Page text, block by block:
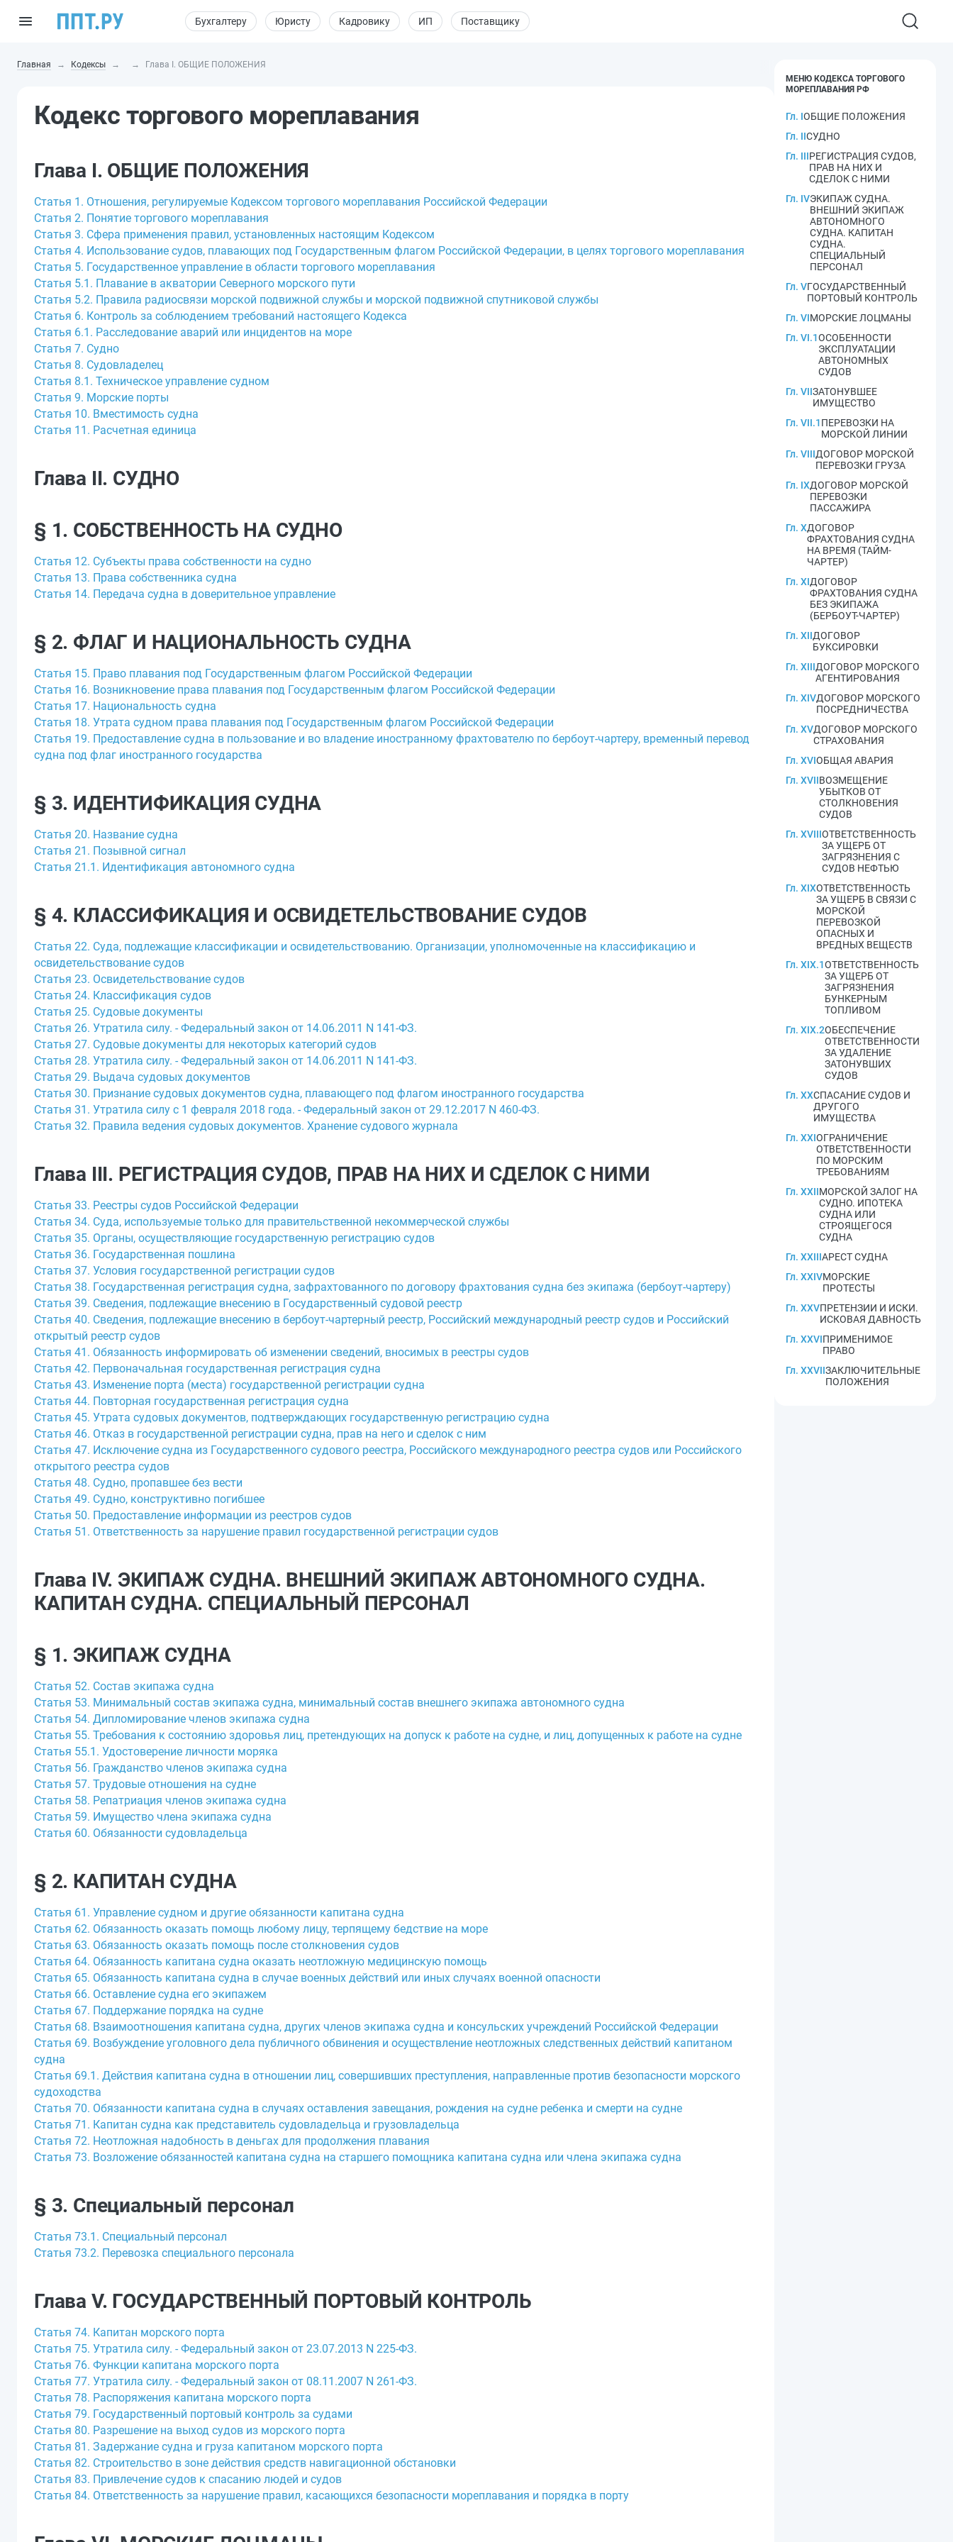
Бухгалтеру Юристу Кадровику ИП Поставщику
Главная Кодексы Глава I. ОБЩИЕ ПОЛОЖЕНИЯ
Кодекс торгового мореплавания
Глава I. ОБЩИЕ ПОЛОЖЕНИЯ
Статья 1. Отношения, регулируемые Кодексом торгового мореплавания Российской Федерации
Статья 2. Понятие торгового мореплавания
Статья 3. Сфера применения правил, установленных настоящим Кодексом
Статья 4. Использование судов, плавающих под Государственным флагом Российской Федерации, в целях торгового мореплавания
Статья 5. Государственное управление в области торгового мореплавания
Статья 5.1. Плавание в акватории Северного морского пути
Статья 5.2. Правила радиосвязи морской подвижной службы и морской подвижной спутниковой службы
Статья 6. Контроль за соблюдением требований настоящего Кодекса
Статья 6.1. Расследование аварий или инцидентов на море
Статья 7. Судно
Статья 8. Судовладелец
Статья 8.1. Техническое управление судном
Статья 9. Морские порты
Статья 10. Вместимость судна
Статья 11. Расчетная единица
Глава II. СУДНО
§ 1. СОБСТВЕННОСТЬ НА СУДНО
Статья 12. Субъекты права собственности на судно
Статья 13. Права собственника судна
Статья 14. Передача судна в доверительное управление
§ 2. ФЛАГ И НАЦИОНАЛЬНОСТЬ СУДНА
Статья 15. Право плавания под Государственным флагом Российской Федерации
Статья 16. Возникновение права плавания под Государственным флагом Российской Федерации
Статья 17. Национальность судна
Статья 18. Утрата судном права плавания под Государственным флагом Российской Федерации
Статья 19. Предоставление судна в пользование и во владение иностранному фрахтователю по бербоут-чартеру, временный перевод
судна под флаг иностранного государства
§ 3. ИДЕНТИФИКАЦИЯ СУДНА
Статья 20. Название судна
Статья 21. Позывной сигнал
Статья 21.1. Идентификация автономного судна
§ 4. КЛАССИФИКАЦИЯ И ОСВИДЕТЕЛЬСТВОВАНИЕ СУДОВ
Статья 22. Суда, подлежащие классификации и освидетельствованию. Организации, уполномоченные на классификацию и
освидетельствование судов
Статья 23. Освидетельствование судов
Статья 24. Классификация судов
Статья 25. Судовые документы
Статья 26. Утратила силу. - Федеральный закон от 14.06.2011 N 141-ФЗ.
Статья 27. Судовые документы для некоторых категорий судов
Статья 28. Утратила силу. - Федеральный закон от 14.06.2011 N 141-ФЗ.
Статья 29. Выдача судовых документов
Статья 30. Признание судовых документов судна, плавающего под флагом иностранного государства
Статья 31. Утратила силу с 1 февраля 2018 года. - Федеральный закон от 29.12.2017 N 460-ФЗ.
Статья 32. Правила ведения судовых документов. Хранение судового журнала
Глава III. РЕГИСТРАЦИЯ СУДОВ, ПРАВ НА НИХ И СДЕЛОК С НИМИ
Статья 33. Реестры судов Российской Федерации
Статья 34. Суда, используемые только для правительственной некоммерческой службы
Статья 35. Органы, осуществляющие государственную регистрацию судов
Статья 36. Государственная пошлина
Статья 37. Условия государственной регистрации судов
Статья 38. Государственная регистрация судна, зафрахтованного по договору фрахтования судна без экипажа (бербоут-чартеру)
Статья 39. Сведения, подлежащие внесению в Государственный судовой реестр
Статья 40. Сведения, подлежащие внесению в бербоут-чартерный реестр, Российский международный реестр судов и Российский
открытый реестр судов
Статья 41. Обязанность информировать об изменении сведений, вносимых в реестры судов
Статья 42. Первоначальная государственная регистрация судна
Статья 43. Изменение порта (места) государственной регистрации судна
Статья 44. Повторная государственная регистрация судна
Статья 45. Утрата судовых документов, подтверждающих государственную регистрацию судна
Статья 46. Отказ в государственной регистрации судна, прав на него и сделок с ним
Статья 47. Исключение судна из Государственного судового реестра, Российского международного реестра судов или Российского
открытого реестра судов
Статья 48. Судно, пропавшее без вести
Статья 49. Судно, конструктивно погибшее
Статья 50. Предоставление информации из реестров судов
Статья 51. Ответственность за нарушение правил государственной регистрации судов
Глава IV. ЭКИПАЖ СУДНА. ВНЕШНИЙ ЭКИПАЖ АВТОНОМНОГО СУДНА.
КАПИТАН СУДНА. СПЕЦИАЛЬНЫЙ ПЕРСОНАЛ
§ 1. ЭКИПАЖ СУДНА
Статья 52. Состав экипажа судна
Статья 53. Минимальный состав экипажа судна, минимальный состав внешнего экипажа автономного судна
Статья 54. Дипломирование членов экипажа судна
Статья 55. Требования к состоянию здоровья лиц, претендующих на допуск к работе на судне, и лиц, допущенных к работе на судне
Статья 55.1. Удостоверение личности моряка
Статья 56. Гражданство членов экипажа судна
Статья 57. Трудовые отношения на судне
Статья 58. Репатриация членов экипажа судна
Статья 59. Имущество члена экипажа судна
Статья 60. Обязанности судовладельца
§ 2. КАПИТАН СУДНА
Статья 61. Управление судном и другие обязанности капитана судна
Статья 62. Обязанность оказать помощь любому лицу, терпящему бедствие на море
Статья 63. Обязанность оказать помощь после столкновения судов
Статья 64. Обязанность капитана судна оказать неотложную медицинскую помощь
Статья 65. Обязанность капитана судна в случае военных действий или иных случаях военной опасности
Статья 66. Оставление судна его экипажем
Статья 67. Поддержание порядка на судне
Статья 68. Взаимоотношения капитана судна, других членов экипажа судна и консульских учреждений Российской Федерации
Статья 69. Возбуждение уголовного дела публичного обвинения и осуществление неотложных следственных действий капитаном
судна
Статья 69.1. Действия капитана судна в отношении лиц, совершивших преступления, направленные против безопасности морского
судоходства
Статья 70. Обязанности капитана судна в случаях оставления завещания, рождения на судне ребенка и смерти на судне
Статья 71. Капитан судна как представитель судовладельца и грузовладельца
Статья 72. Неотложная надобность в деньгах для продолжения плавания
Статья 73. Возложение обязанностей капитана судна на старшего помощника капитана судна или члена экипажа судна
§ 3. Специальный персонал
Статья 73.1. Специальный персонал
Статья 73.2. Перевозка специального персонала
Глава V. ГОСУДАРСТВЕННЫЙ ПОРТОВЫЙ КОНТРОЛЬ
Статья 74. Капитан морского порта
Статья 75. Утратила силу. - Федеральный закон от 23.07.2013 N 225-ФЗ.
Статья 76. Функции капитана морского порта
Статья 77. Утратила силу. - Федеральный закон от 08.11.2007 N 261-ФЗ.
Статья 78. Распоряжения капитана морского порта
Статья 79. Государственный портовый контроль за судами
Статья 80. Разрешение на выход судов из морского порта
Статья 81. Задержание судна и груза капитаном морского порта
Статья 82. Строительство в зоне действия средств навигационной обстановки
Статья 83. Привлечение судов к спасанию людей и судов
Статья 84. Ответственность за нарушение правил, касающихся безопасности мореплавания и порядка в порту
МЕНЮ КОДЕКСА ТОРГОВОГО
МОРЕПЛАВАНИЯ РФ
Гл. IОБЩИЕ ПОЛОЖЕНИЯ
Гл. IIСУДНО
Гл. IIIРЕГИСТРАЦИЯ СУДОВ,
ПРАВ НА НИХ И
СДЕЛОК С НИМИ
Гл. IVЭКИПАЖ СУДНА.
ВНЕШНИЙ ЭКИПАЖ
АВТОНОМНОГО
СУДНА. КАПИТАН
СУДНА.
СПЕЦИАЛЬНЫЙ
ПЕРСОНАЛ
Гл. VГОСУДАРСТВЕННЫЙ
ПОРТОВЫЙ КОНТРОЛЬ
Гл. VIМОРСКИЕ ЛОЦМАНЫ
Гл. VI.1ОСОБЕННОСТИ
ЭКСПЛУАТАЦИИ
АВТОНОМНЫХ
СУДОВ
Гл. VIIЗАТОНУВШЕЕ
ИМУЩЕСТВО
Гл. VII.1ПЕРЕВОЗКИ НА
МОРСКОЙ ЛИНИИ
Гл. VIIIДОГОВОР МОРСКОЙ
ПЕРЕВОЗКИ ГРУЗА
Гл. IXДОГОВОР МОРСКОЙ
ПЕРЕВОЗКИ
ПАССАЖИРА
Гл. XДОГОВОР
ФРАХТОВАНИЯ СУДНА
НА ВРЕМЯ (ТАЙМ-
ЧАРТЕР)
Гл. XIДОГОВОР
ФРАХТОВАНИЯ СУДНА
БЕЗ ЭКИПАЖА
(БЕРБОУТ-ЧАРТЕР)
Гл. XIIДОГОВОР
БУКСИРОВКИ
Гл. XIIIДОГОВОР МОРСКОГО
АГЕНТИРОВАНИЯ
Гл. XIVДОГОВОР МОРСКОГО
ПОСРЕДНИЧЕСТВА
Гл. XVДОГОВОР МОРСКОГО
СТРАХОВАНИЯ
Гл. XVIОБЩАЯ АВАРИЯ
Гл. XVIIВОЗМЕЩЕНИЕ
УБЫТКОВ ОТ
СТОЛКНОВЕНИЯ
СУДОВ
Гл. XVIIIОТВЕТСТВЕННОСТЬ
ЗА УЩЕРБ ОТ
ЗАГРЯЗНЕНИЯ С
СУДОВ НЕФТЬЮ
Гл. XIXОТВЕТСТВЕННОСТЬ
ЗА УЩЕРБ В СВЯЗИ С
МОРСКОЙ
ПЕРЕВОЗКОЙ
ОПАСНЫХ И
ВРЕДНЫХ ВЕЩЕСТВ
Гл. XIX.1ОТВЕТСТВЕННОСТЬ
ЗА УЩЕРБ ОТ
ЗАГРЯЗНЕНИЯ
БУНКЕРНЫМ
ТОПЛИВОМ
Гл. XIX.2ОБЕСПЕЧЕНИЕ
ОТВЕТСТВЕННОСТИ
ЗА УДАЛЕНИЕ
ЗАТОНУВШИХ
СУДОВ
Гл. XXСПАСАНИЕ СУДОВ И
ДРУГОГО
ИМУЩЕСТВА
Гл. XXIОГРАНИЧЕНИЕ
ОТВЕТСТВЕННОСТИ
ПО МОРСКИМ
ТРЕБОВАНИЯМ
Гл. XXIIМОРСКОЙ ЗАЛОГ НА
СУДНО. ИПОТЕКА
СУДНА ИЛИ
СТРОЯЩЕГОСЯ
СУДНА
Гл. XXIIIАРЕСТ СУДНА
Гл. XXIVМОРСКИЕ
ПРОТЕСТЫ
Гл. XXVПРЕТЕНЗИИ И ИСКИ.
ИСКОВАЯ ДАВНОСТЬ
Гл. XXVIПРИМЕНИМОЕ
ПРАВО
Гл. XXVIIЗАКЛЮЧИТЕЛЬНЫЕ
ПОЛОЖЕНИЯ